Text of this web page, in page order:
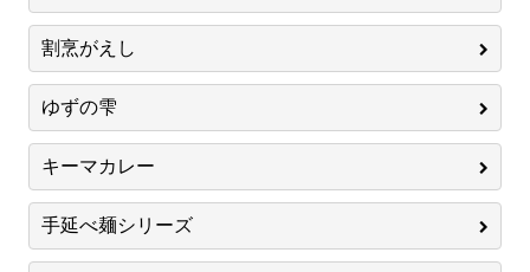
割烹がえし
ゆずの雫
キーマカレー
手延べ麺シリーズ